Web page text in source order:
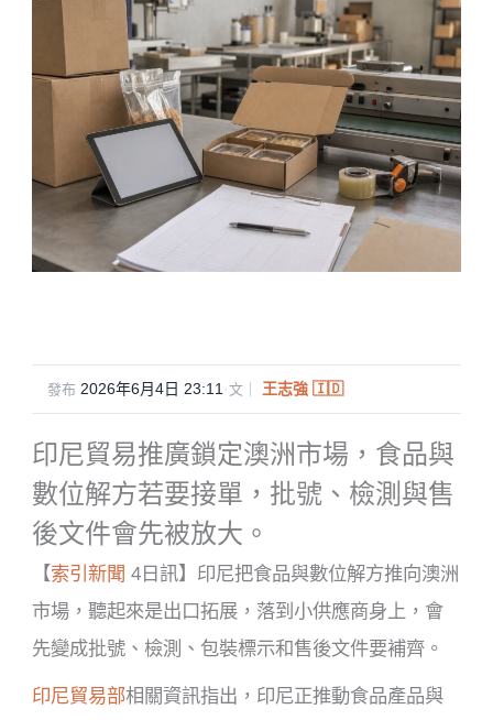
發布 2026年6月4日 23:11·文｜ 王志強 🇮🇩
印尼貿易推廣鎖定澳洲市場，食品與
數位解方若要接單，批號、檢測與售
後文件會先被放大。
【索引新聞 4 日訊】印尼把食品與數位解方推向澳洲
市場，聽起來是出口拓展，落到小供應商身上，會
先變成批號、檢測、包裝標示和售後文件要補齊。
印尼貿易部相關資訊指出，印尼正推動食品產品與